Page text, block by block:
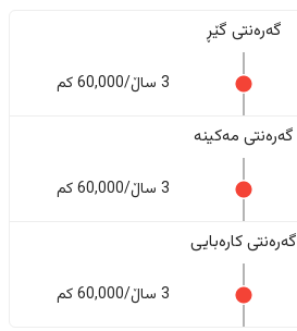
گەرەنتی گێڕ
3 ساڵ/60,000 کم
گەرەنتی مەکینە
3 ساڵ/60,000 کم
گەرەنتی کارەبایی
3 ساڵ/60,000 کم